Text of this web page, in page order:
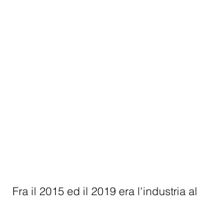
Fra il 2015 ed il 2019 era l'industria al